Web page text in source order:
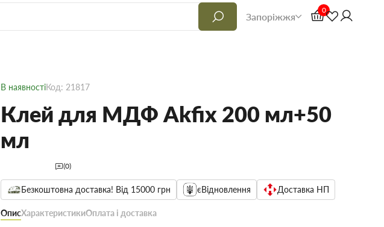
Запоріжжя
0
В наявностіКод: 21817
Клей для МДФ Akfix 200 мл+50
мл
(0)
Безкоштовна доставка! Від 15000 грн єВідновлення Доставка НП
ОписХарактеристикиОплата і доставка